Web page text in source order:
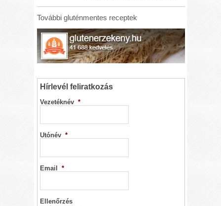
További gluténmentes receptek
Hírlevél feliratkozás
Vezetéknév *
Utónév *
Email *
Ellenőrzés